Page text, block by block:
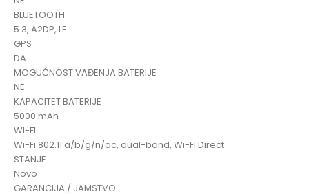
BLUETOOTH
5.3, A2DP, LE
GPS
DA
MOGUĆNOST VAĐENJA BATERIJE
NE
KAPACITET BATERIJE
5000 mAh
WI-FI
Wi-Fi 802.11 a/b/g/n/ac, dual-band, Wi-Fi Direct
STANJE
Novo
GARANCIJA / JAMSTVO